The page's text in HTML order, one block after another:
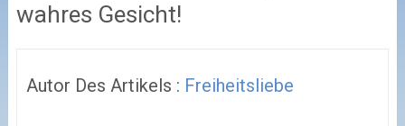
wahres Gesicht!
Autor Des Artikels : Freiheitsliebe